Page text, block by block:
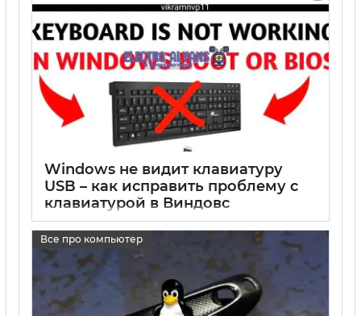
Windows не видит клавиатуру
USB – как исправить проблему с
клавиатурой в Виндовс
Все про компьютер